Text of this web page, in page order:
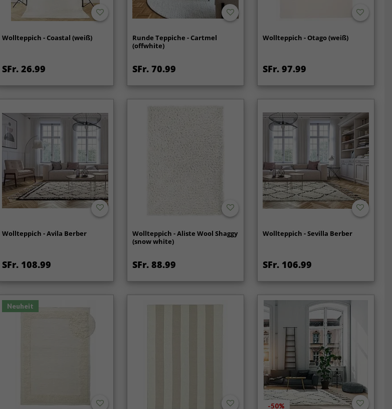
Wollteppich - Coastal (weiß)
SFr. 26.99
Runde Teppiche - Cartmel
(offwhite)
SFr. 70.99
Wollteppich - Otago (weiß)
SFr. 97.99
Wollteppich - Avila Berber
SFr. 108.99
Wollteppich - Aliste Wool Shaggy
(snow white)
SFr. 88.99
Wollteppich - Sevilla Berber
SFr. 106.99
Neuheit
-50%